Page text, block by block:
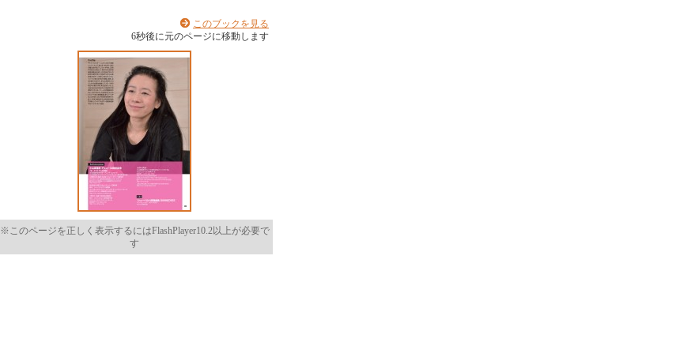
このブックを見る
6秒後に元のページに移動します
※このページを正しく表示するにはFlashPlayer10.2以上が必要で
す